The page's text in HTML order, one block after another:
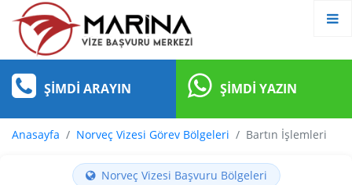
ŞIMDI ARAYIN ŞIMDI YAZIN
Anasayfa Norveç Vizesi Görev Bölgeleri Bartın İşlemleri
Norveç Vizesi Başvuru Bölgeleri